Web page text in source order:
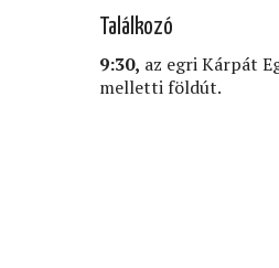
Találkozó
9:30, az egri Kárpát
melletti földút.